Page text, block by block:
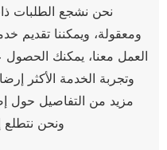
نحن نشجع الطلبات
ومعقولة، ويمكننا
العمل معنا، يمكنك
وتجربة الخدمة الأكثر
مزيد من التفاصيل حول
ونحن